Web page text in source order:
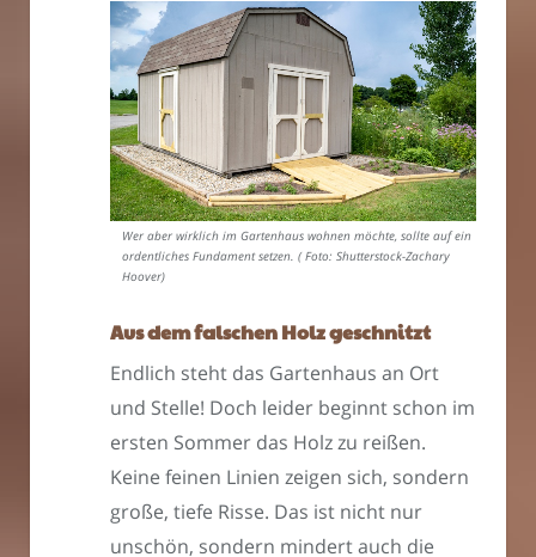
Wer aber wirklich im Gartenhaus wohnen möchte, sollte auf ein
ordentliches Fundament setzen. ( Foto: Shutterstock-Zachary
Hoover)
Aus dem falschen Holz geschnitzt
Endlich steht das Gartenhaus an Ort
und Stelle! Doch leider beginnt schon im
ersten Sommer das Holz zu reißen.
Keine feinen Linien zeigen sich, sondern
große, tiefe Risse. Das ist nicht nur
unschön, sondern mindert auch die